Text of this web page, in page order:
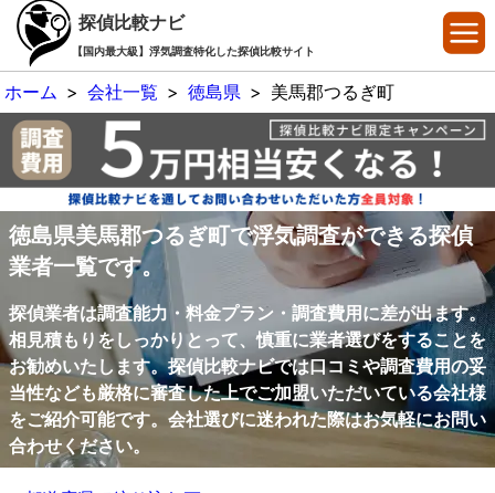
探偵比較ナビ
【国内最大級】浮気調査特化した探偵比較サイト
ホーム > 会社一覧 > 徳島県 > 美馬郡つるぎ町
徳島県美馬郡つるぎ町で浮気調査ができる探偵
業者一覧です。
探偵業者は調査能力・料金プラン・調査費用に差が出ます。
相見積もりをしっかりとって、慎重に業者選びをすることを
お勧めいたします。探偵比較ナビでは口コミや調査費用の妥
当性なども厳格に審査した上でご加盟いただいている会社様
をご紹介可能です。会社選びに迷われた際はお気軽にお問い
合わせください。